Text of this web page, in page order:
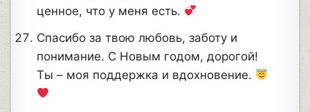
ценное, что у меня есть.
Спасибо за твою любовь, заботу и
понимание. С Новым годом, дорогой!
Ты – моя поддержка и вдохновение.